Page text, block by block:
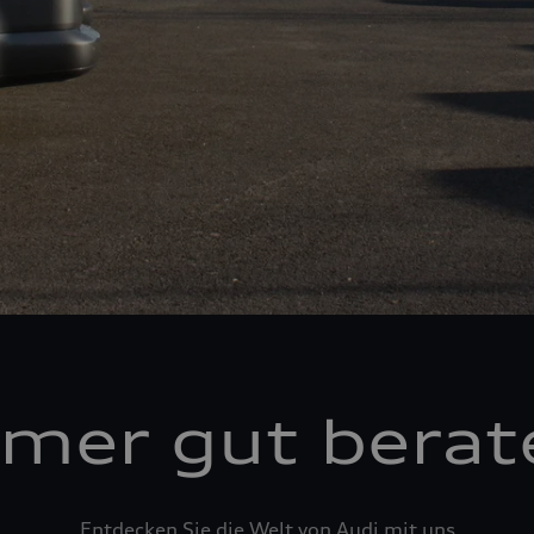
gut
Entdecken Sie die Welt von Audi mit uns